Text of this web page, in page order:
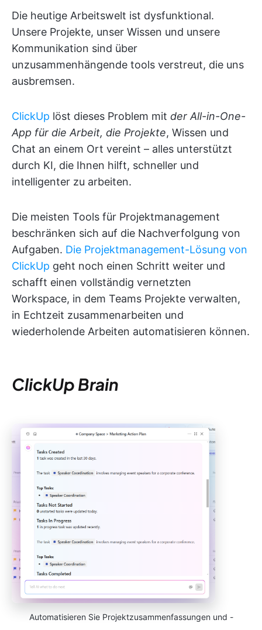
Die heutige Arbeitswelt ist dysfunktional.
Unsere Projekte, unser Wissen und unsere
Kommunikation sind über
unzusammenhängende tools verstreut, die uns
ausbremsen.
ClickUp löst dieses Problem mit der All-in-One-
App für die Arbeit, die Projekte, Wissen und
Chat an einem Ort vereint – alles unterstützt
durch KI, die Ihnen hilft, schneller und
intelligenter zu arbeiten.
Die meisten Tools für Projektmanagement
beschränken sich auf die Nachverfolgung von
Aufgaben. Die Projektmanagement-Lösung von
ClickUp geht noch einen Schritt weiter und
schafft einen vollständig vernetzten
Workspace, in dem Teams Projekte verwalten,
in Echtzeit zusammenarbeiten und
wiederholende Arbeiten automatisieren können.
ClickUp Brain
Automatisieren Sie Projektzusammenfassungen und -